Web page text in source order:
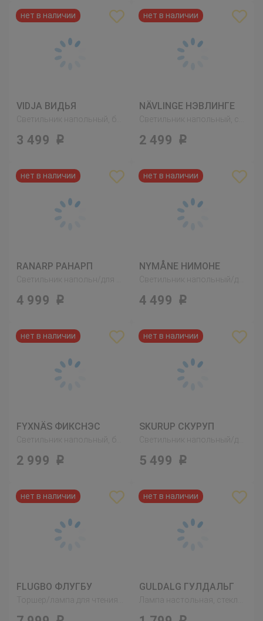
VIDJA ВИДЬЯ
3 499 Р
NÄVLINGE НЭВЛИНГЕ
2 499 Р
RANARP РАНАРП
4 999 Р
NYMÅNE НИМОНЕ
4 499 Р
FYXNÄS ФИКСНЭС
2 999 Р
SKURUP СКУРУП
5 499 Р
FLUGBO ФЛУГБУ GULDALG ГУЛДАЛЬГ